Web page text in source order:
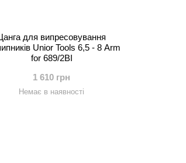
для випресовування
Unior Tools 6,5 - 8 Arm
for 689/2BI
1 610 грн
Немає в наявності